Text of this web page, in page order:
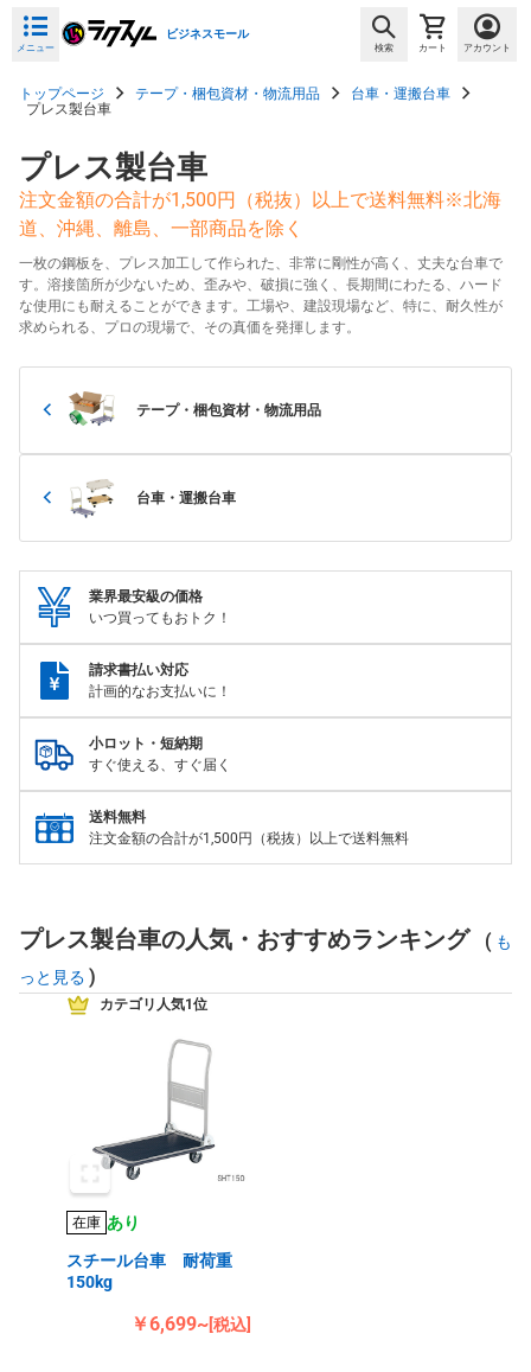
メニュー
ビジネスモール
検索 カート アカウント
トップページ テープ・梱包資材・物流用品
台車・運搬台車
プレス製台車
プレス製台車
注文金額の合計が1,500円（税抜）以上で送料無料※北海
道、沖縄、離島、一部商品を除く
一枚の鋼板を、プレス加工して作られた、非常に剛性が高く、丈夫な台車で
す。溶接箇所が少ないため、歪みや、破損に強く、長期間にわたる、ハード
な使用にも耐えることができます。工場や、建設現場など、特に、耐久性が
求められる、プロの現場で、その真価を発揮します。
テープ・梱包資材・物流用品
台車・運搬台車
業界最安級の価格
いつ買ってもおトク！
請求書払い対応
計画的なお支払いに！
小ロット・短納期
すぐ使える、すぐ届く
送料無料
注文金額の合計が1,500円（税抜）以上で送料無料
プレス製台車の人気・おすすめランキング ( も
っと見る )
カテゴリ人気1位
在庫 あり
スチール台車 耐荷重
150kg
￥6,699~[税込]